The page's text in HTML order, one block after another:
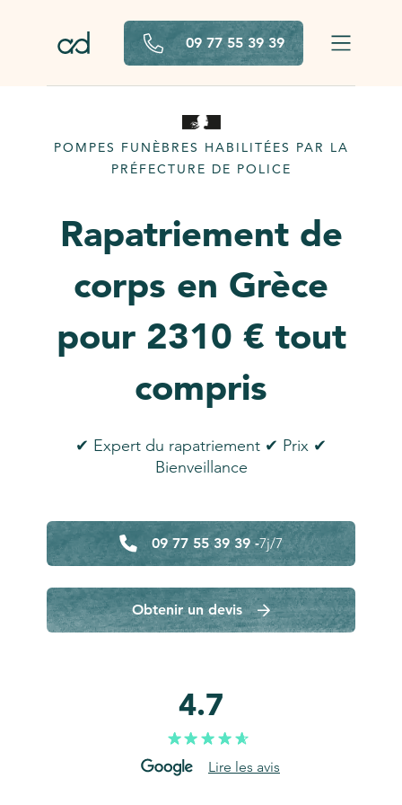
09 77 55 39 39
POMPES FUNÈBRES HABILITÉES PAR LA
PRÉFECTURE DE POLICE
Rapatriement de
corps en Grèce
pour 2310 € tout
compris
✔ Expert du rapatriement ✔ Prix ✔
Bienveillance
09 77 55 39 39 -7j/7
Obtenir un devis
4.7
Lire les avis